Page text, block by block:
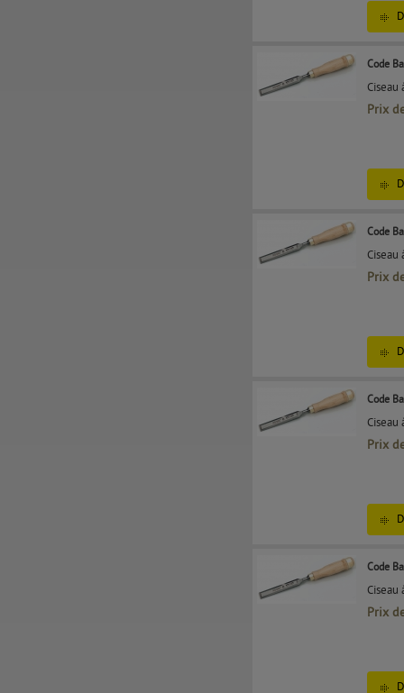
Code
Ciseau
Prix
Code
Ciseau
Prix
Code
Ciseau
Prix
Code
Ciseau
Prix